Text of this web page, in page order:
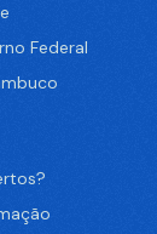
Federal